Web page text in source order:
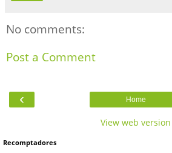
No comments:
Post a Comment
‹ Home
View web version
Recomptadores